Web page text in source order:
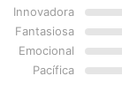
Innovadora
Fantasiosa
Emocional
Pacífica